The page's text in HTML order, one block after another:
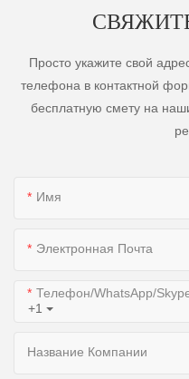
Просто укажите свой
телефона в контактной
бесплатную смету на
Имя
Электронная Почта
+1
Телефон/WhatsApp/
Название Компании